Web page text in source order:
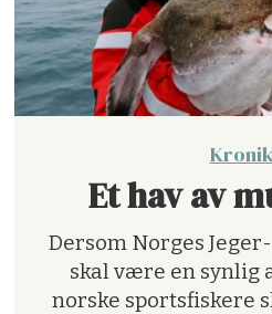
Et hav av
Dersom Norges
skal være en synlig
norske sportsfiskere